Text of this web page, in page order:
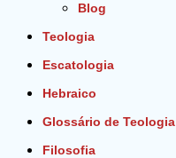
Blog
Teologia
Escatologia
Hebraico
Glossário de Teologia
Filosofia